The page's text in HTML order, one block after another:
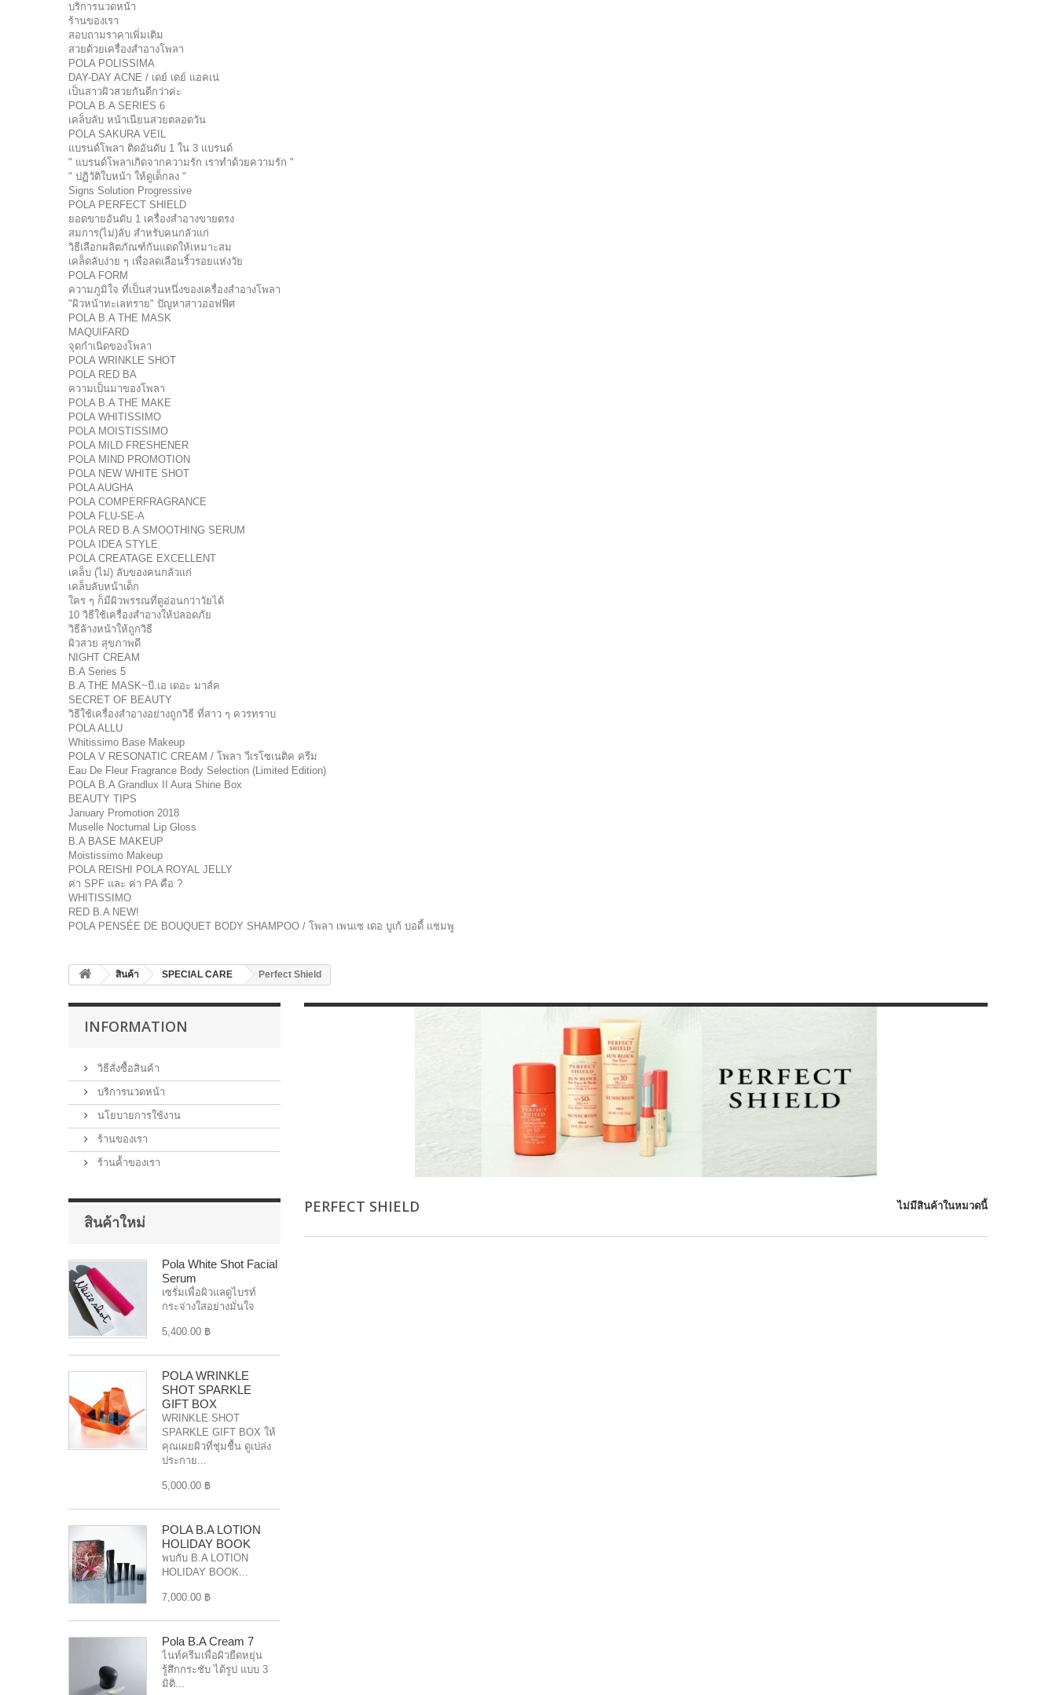
บริการนวดหน้า
ร้านของเรา
สอบถามราคาเพิ่มเติม
สวยด้วยเครื่องสำอางโพลา
POLA POLISSIMA
DAY-DAY ACNE / เดย์ เดย์ แอคเน่
เป็นสาวผิวสวยกันดีกว่าค่ะ
POLA B.A SERIES 6
เคล็บลับ หน้าเนียนสวยตลอดวัน
POLA SAKURA VEIL
แบรนด์โพลา ติดอันดับ 1 ใน 3 แบรนด์
" แบรนด์โพลาเกิดจากความรัก เราทำด้วยความรัก "
" ปฏิวัติใบหน้า ให้ดูเด็กลง "
Signs Solution Progressive
POLA PERFECT SHIELD
ยอดขายอันดับ 1 เครื่องสำอางขายตรง
สมการ(ไม่)ลับ สำหรับคนกลัวแก่
วิธีเลือกผลิตภัณฑ์กันแดดให้เหมาะสม
เคล็ดลับง่าย ๆ เพื่อลดเลือนริ้วรอยแห่งวัย
POLA FORM
ความภูมิใจ ที่เป็นส่วนหนึ่งของเครื่องสำอางโพลา
"ผิวหน้าทะเลทราย" ปัญหาสาวออฟฟิศ
POLA B.A THE MASK
MAQUIFARD
จุดกำเนิดของโพลา
POLA WRINKLE SHOT
POLA RED BA
ความเป็นมาของโพลา
POLA B.A THE MAKE
POLA WHITISSIMO
POLA MOISTISSIMO
POLA MILD FRESHENER
POLA MIND PROMOTION
POLA NEW WHITE SHOT
POLA AUGHA
POLA COMPERFRAGRANCE
POLA FLU-SE-A
POLA RED B.A SMOOTHING SERUM
POLA IDEA STYLE
POLA CREATAGE EXCELLENT
เคล็บ (ไม่) ลับของคนกลัวแก่
เคล็บลับหน้าเด็ก
ใคร ๆ ก็มีผิวพรรณที่ดูอ่อนกว่าวัยได้
10 วิธีใช้เครื่องสำอางให้ปลอดภัย
วิธีล้างหน้าให้ถูกวิธี
ผิวสวย สุขภาพดี
NIGHT CREAM
B.A Series 5
B.A THE MASK~บี.เอ เดอะ มาส์ค
SECRET OF BEAUTY
วิธีใช้เครื่องสำอางอย่างถูกวิธี ที่สาว ๆ ควรทราบ
POLA ALLU
Whitissimo Base Makeup
POLA V RESONATIC CREAM / โพลา วีเรโซเนติค ครีม
Eau De Fleur Fragrance Body Selection (Limited Edition)
POLA B.A Grandlux II Aura Shine Box
BEAUTY TIPS
January Promotion 2018
Muselle Nocturnal Lip Gloss
B.A BASE MAKEUP
Moistissimo Makeup
POLA REISHI POLA ROYAL JELLY
ค่า SPF และ ค่า PA คือ ?
WHITISSIMO
RED B.A NEW!
POLA PENSÉE DE BOUQUET BODY SHAMPOO / โพลา เพนเซ เดอ บูเก้ บอดี้ แชมพู
สินค้า SPECIAL CARE Perfect Shield
INFORMATION
วิธีสั่งซื้อสินค้า
บริการนวดหน้า
นโยบายการใช้งาน
ร้านของเรา
ร้านค้้าของเรา
สินค้าใหม่
Pola White Shot Facial
Serum
เซรั่มเพื่อผิวแลดูไบรท์
กระจ่างใสอย่างมั่นใจ
5,400.00 ฿
POLA WRINKLE
SHOT SPARKLE
GIFT BOX
WRINKLE SHOT
SPARKLE GIFT BOX ให้
คุณเผยผิวที่ชุ่มชื้น ดูเปล่ง
ประกาย...
5,000.00 ฿
POLA B.A LOTION
HOLIDAY BOOK
พบกับ B.A LOTION
HOLIDAY BOOK...
7,000.00 ฿
Pola B.A Cream 7
ไนท์ครีมเพื่อผิวยืดหยุ่น
รู้สึกกระชับ ได้รูป แบบ 3
มิติ...
PERFECT SHIELD ไม่มีสินค้าในหมวดนี้